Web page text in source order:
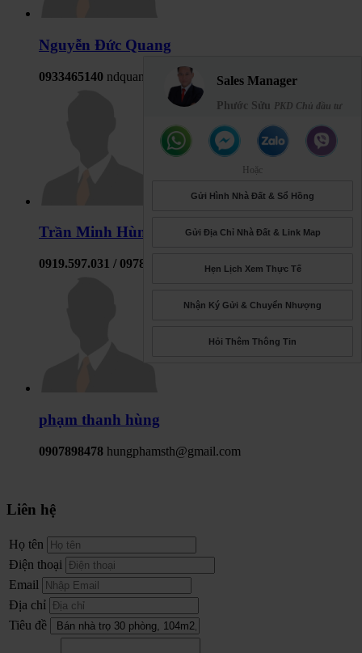
Sales Manager
Phước Sửu PKD Chủ đầu tư
Hoặc
Gửi Hình Nhà Đất & Sổ Hồng
Gửi Địa Chỉ Nhà Đất & Link Map
Hẹn Lịch Xem Thực Tế
Nhận Ký Gửi & Chuyển Nhượng
Hỏi Thêm Thông Tin
Nguyễn Đức Quang
0933465140 ndquang1010@gmail.com
Trần Minh Hùng
0919.597.031 / 0978.374.676 hungcd08t@gmail.com
phạm thanh hùng
0907898478 hungphamsth@gmail.com
Liên hệ
Họ tên
Điện thoại
Email
Địa chỉ
Tiêu đề